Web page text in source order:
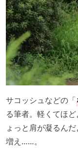
サコッシュなどの「
る筆者。軽くてほ
ょっと肩が凝るん
増え……。